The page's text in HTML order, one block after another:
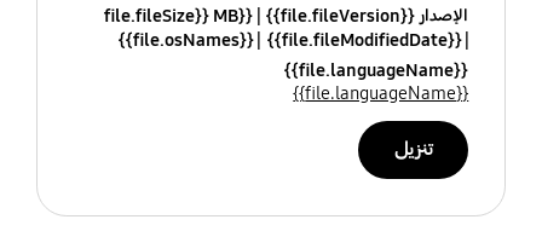
الإصدار {{file.fileVersion}}
{{file.fileSize}} MB
{{file.fileModifiedDate}}
{{file.osNames}}
{{file.languageName}}
{{file.languageName}}
تنزيل